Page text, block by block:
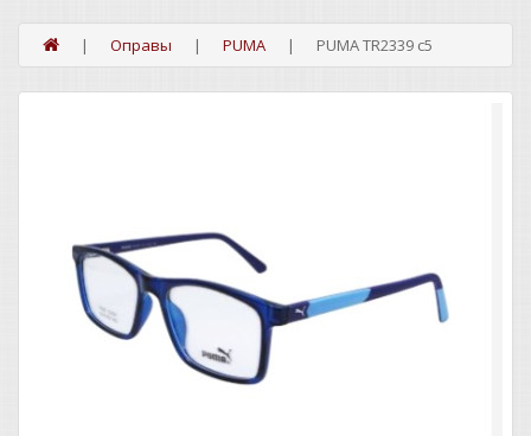
Оправы PUMA PUMA TR2339 c5